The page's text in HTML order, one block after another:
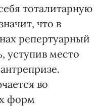
тоталитарную
что в
репертуарный
уступив место
во
форм